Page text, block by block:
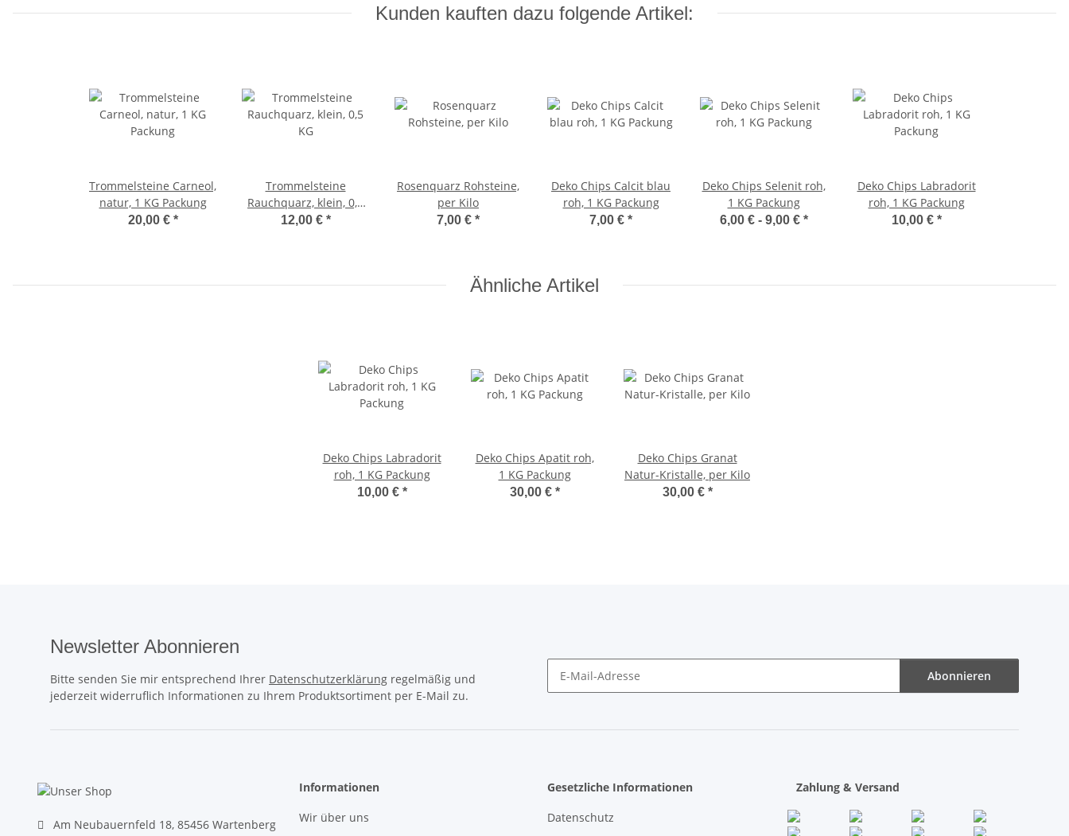
Kunden kauften dazu folgende Artikel:
Trommelsteine Carneol,
natur, 1 KG Packung
20,00 € *
Trommelsteine
Rauchquarz, klein, 0,5
KG
12,00 € *
Rosenquarz Rohsteine,
per Kilo
7,00 € *
Deko Chips Calcit blau
roh, 1 KG Packung
7,00 € *
Deko Chips Selenit roh,
1 KG Packung
6,00 € - 9,00 € *
Deko Chips Labradorit
roh, 1 KG Packung
10,00 € *
Ähnliche Artikel
Deko Chips Labradorit
roh, 1 KG Packung
10,00 € *
Deko Chips Apatit roh,
1 KG Packung
30,00 € *
Deko Chips Granat
Natur-Kristalle, per Kilo
30,00 € *
Newsletter Abonnieren
Bitte senden Sie mir entsprechend Ihrer Datenschutzerklärung regelmäßig und
jederzeit widerruflich Informationen zu Ihrem Produktsortiment per E-Mail zu.
Abonnieren
Am Neubauernfeld 18, 85456 Wartenberg
Informationen
Wir über uns
Gesetzliche Informationen
Datenschutz
Zahlung & Versand